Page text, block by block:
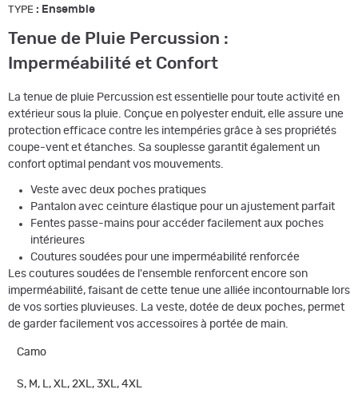
TYPE : Ensemble
Tenue de Pluie Percussion :
Imperméabilité et Confort
La tenue de pluie Percussion est essentielle pour toute activité en
extérieur sous la pluie. Conçue en polyester enduit, elle assure une
protection efficace contre les intempéries grâce à ses propriétés
coupe-vent et étanches. Sa souplesse garantit également un
confort optimal pendant vos mouvements.
Veste avec deux poches pratiques
Pantalon avec ceinture élastique pour un ajustement parfait
Fentes passe-mains pour accéder facilement aux poches
intérieures
Coutures soudées pour une imperméabilité renforcée
Les coutures soudées de l'ensemble renforcent encore son
imperméabilité, faisant de cette tenue une alliée incontournable lors
de vos sorties pluvieuses. La veste, dotée de deux poches, permet
de garder facilement vos accessoires à portée de main.
Camo
S, M, L, XL, 2XL, 3XL, 4XL